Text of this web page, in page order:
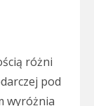
różni
pod
wyróżnia